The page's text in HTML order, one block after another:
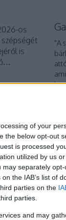
of your
the below opt-out
is processed
utilized by us
may separately
the IAB’s list of
parties on the
parties.
and may
os
is
hozzá!
balerina
Australia
Ballerine
"A
ha